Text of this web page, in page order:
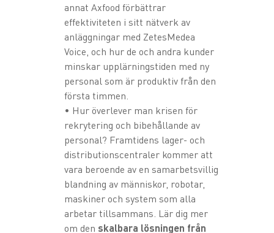
annat Axfood förbättrar
effektiviteten i sitt nätverk av
anläggningar med ZetesMedea
Voice, och hur de och andra kunder
minskar upplärningstiden med ny
personal som är produktiv från den
första timmen.
• Hur överlever man krisen för
rekrytering och bibehållande av
personal? Framtidens lager- och
distributionscentraler kommer att
vara beroende av en samarbetsvillig
blandning av människor, robotar,
maskiner och system som alla
arbetar tillsammans. Lär dig mer
om denskalbara lösningen från